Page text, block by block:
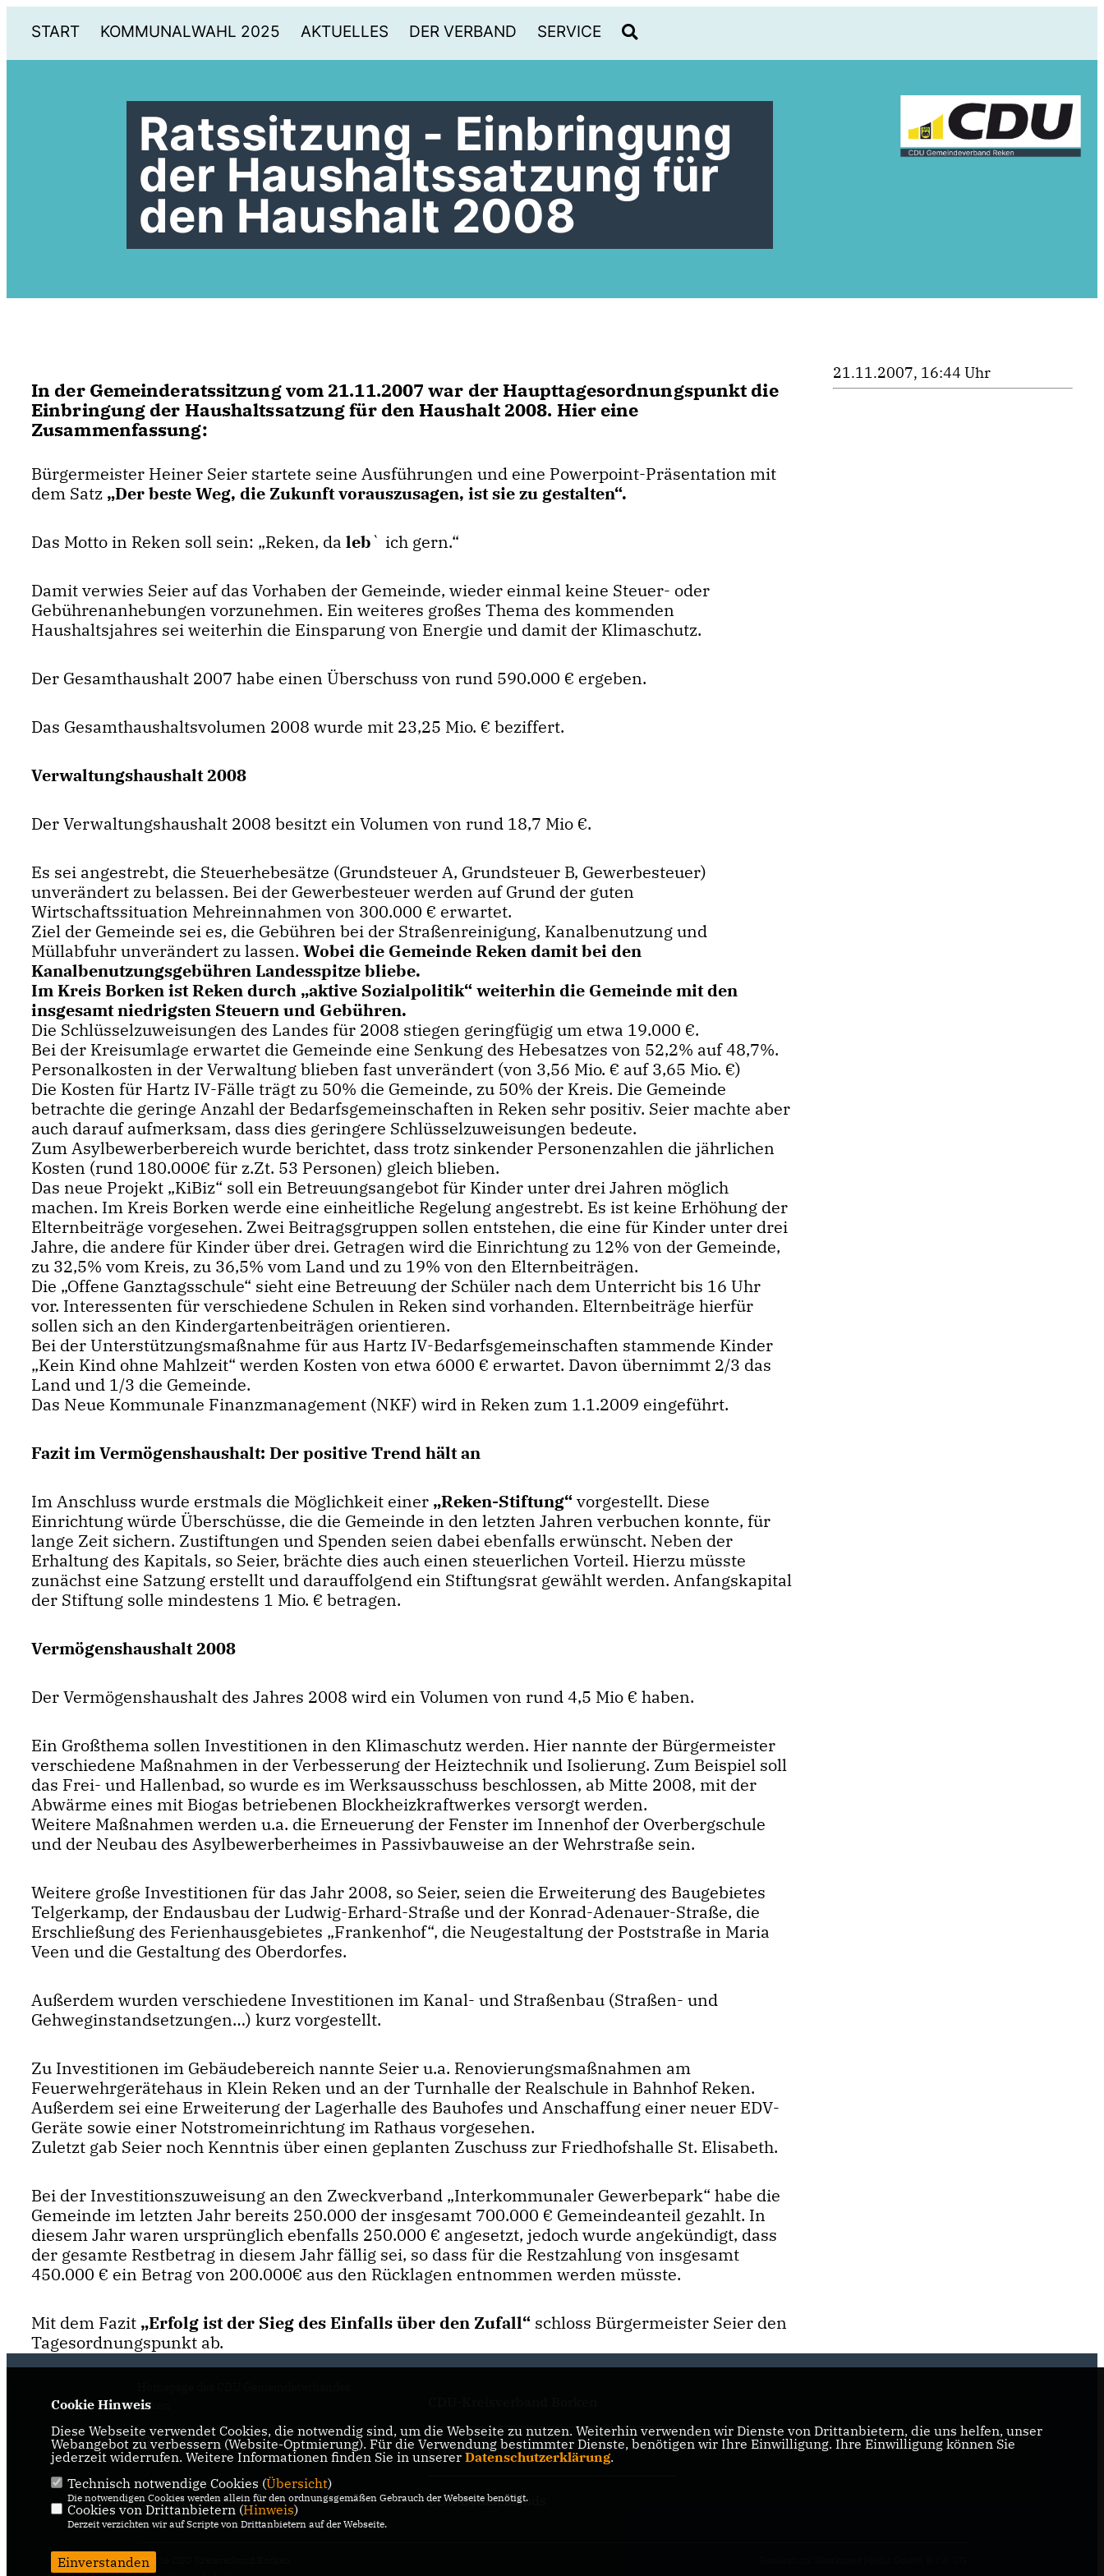
START KOMMUNALWAHL 2025 AKTUELLES DER VERBAND SERVICE
Ratssitzung - Einbringung
der Haushaltssatzung für
den Haushalt 2008
In der Gemeinderatssitzung vom 21.11.2007 war der Haupttagesordnungspunkt die
Einbringung der Haushaltssatzung für den Haushalt 2008. Hier eine
Zusammenfassung:
Bürgermeister Heiner Seier startete seine Ausführungen und eine Powerpoint-Präsentation mit
dem Satz Der beste Weg, die Zukunft vorauszusagen, ist sie zu gestalten“.
Das Motto in Reken soll sein: „Reken, da leb` ich gern.“
Damit verwies Seier auf das Vorhaben der Gemeinde, wieder einmal keine Steuer- oder
Gebührenanhebungen vorzunehmen. Ein weiteres großes Thema des kommenden
Haushaltsjahres sei weiterhin die Einsparung von Energie und damit der Klimaschutz.
Der Gesamthaushalt 2007 habe einen Überschuss von rund 590.000 € ergeben.
Das Gesamthaushaltsvolumen 2008 wurde mit 23,25 Mio. € beziffert.
Verwaltungshaushalt 2008
Der Verwaltungshaushalt 2008 besitzt ein Volumen von rund 18,7 Mio €.
Es sei angestrebt, die Steuerhebesätze (Grundsteuer A, Grundsteuer B, Gewerbesteuer)
unverändert zu belassen. Bei der Gewerbesteuer werden auf Grund der guten
Wirtschaftssituation Mehreinnahmen von 300.000 € erwartet.
Ziel der Gemeinde sei es, die Gebühren bei der Straßenreinigung, Kanalbenutzung und
Müllabfuhr unverändert zu lassen. Wobei die Gemeinde Reken damit bei den
Kanalbenutzungsgebühren Landesspitze bliebe.
Im Kreis Borken ist Reken durch „aktive Sozialpolitik“ weiterhin die Gemeinde mit den
insgesamt niedrigsten Steuern und Gebühren.
Die Schlüsselzuweisungen des Landes für 2008 stiegen geringfügig um etwa 19.000 €.
Bei der Kreisumlage erwartet die Gemeinde eine Senkung des Hebesatzes von 52,2% auf 48,7%.
Personalkosten in der Verwaltung blieben fast unverändert (von 3,56 Mio. € auf 3,65 Mio. €)
Die Kosten für Hartz IV-Fälle trägt zu 50% die Gemeinde, zu 50% der Kreis. Die Gemeinde
betrachte die geringe Anzahl der Bedarfsgemeinschaften in Reken sehr positiv. Seier machte aber
auch darauf aufmerksam, dass dies geringere Schlüsselzuweisungen bedeute.
Zum Asylbewerberbereich wurde berichtet, dass trotz sinkender Personenzahlen die jährlichen
Kosten (rund 180.000€ für z.Zt. 53 Personen) gleich blieben.
Das neue Projekt „KiBiz“ soll ein Betreuungsangebot für Kinder unter drei Jahren möglich
machen. Im Kreis Borken werde eine einheitliche Regelung angestrebt. Es ist keine Erhöhung der
Elternbeiträge vorgesehen. Zwei Beitragsgruppen sollen entstehen, die eine für Kinder unter drei
Jahre, die andere für Kinder über drei. Getragen wird die Einrichtung zu 12% von der Gemeinde,
zu 32,5% vom Kreis, zu 36,5% vom Land und zu 19% von den Elternbeiträgen.
Die „Offene Ganztagsschule“ sieht eine Betreuung der Schüler nach dem Unterricht bis 16 Uhr
vor. Interessenten für verschiedene Schulen in Reken sind vorhanden. Elternbeiträge hierfür
sollen sich an den Kindergartenbeiträgen orientieren.
Bei der Unterstützungsmaßnahme für aus Hartz IV-Bedarfsgemeinschaften stammende Kinder
Kein Kind ohne Mahlzeit“ werden Kosten von etwa 6000 € erwartet. Davon übernimmt 2/3 das
Land und 1/3 die Gemeinde.
Das Neue Kommunale Finanzmanagement (NKF) wird in Reken zum 1.1.2009 eingeführt.
Fazit im Vermögenshaushalt: Der positive Trend hält an
Im Anschluss wurde erstmals die Möglichkeit einer Reken-Stiftung“vorgestellt. Diese
Einrichtung würde Überschüsse, die die Gemeinde in den letzten Jahren verbuchen konnte, für
lange Zeit sichern. Zustiftungen und Spenden seien dabei ebenfalls erwünscht. Neben der
Erhaltung des Kapitals, so Seier, brächte dies auch einen steuerlichen Vorteil. Hierzu müsste
zunächst eine Satzung erstellt und darauffolgend ein Stiftungsrat gewählt werden. Anfangskapital
der Stiftung solle mindestens 1 Mio. € betragen.
Vermögenshaushalt 2008
Der Vermögenshaushalt des Jahres 2008 wird ein Volumen von rund 4,5 Mio € haben.
Ein Großthema sollen Investitionen in den Klimaschutz werden. Hier nannte der Bürgermeister
verschiedene Maßnahmen in der Verbesserung der Heiztechnik und Isolierung. Zum Beispiel soll
das Frei- und Hallenbad, so wurde es im Werksausschuss beschlossen, ab Mitte 2008, mit der
Abwärme eines mit Biogas betriebenen Blockheizkraftwerkes versorgt werden.
Weitere Maßnahmen werden u.a. die Erneuerung der Fenster im Innenhof der Overbergschule
und der Neubau des Asylbewerberheimes in Passivbauweise an der Wehrstraße sein.
Weitere große Investitionen für das Jahr 2008, so Seier, seien die Erweiterung des Baugebietes
Telgerkamp, der Endausbau der Ludwig-Erhard-Straße und der Konrad-Adenauer-Straße, die
Erschließung des Ferienhausgebietes „Frankenhof“, die Neugestaltung der Poststraße in Maria
Veen und die Gestaltung des Oberdorfes.
Außerdem wurden verschiedene Investitionen im Kanal- und Straßenbau (Straßen- und
Gehweginstandsetzungen…) kurz vorgestellt.
Zu Investitionen im Gebäudebereich nannte Seier u.a. Renovierungsmaßnahmen am
Feuerwehrgerätehaus in Klein Reken und an der Turnhalle der Realschule in Bahnhof Reken.
Außerdem sei eine Erweiterung der Lagerhalle des Bauhofes und Anschaffung einer neuer EDV-
Geräte sowie einer Notstromeinrichtung im Rathaus vorgesehen.
Zuletzt gab Seier noch Kenntnis über einen geplanten Zuschuss zur Friedhofshalle St. Elisabeth.
Bei der Investitionszuweisung an den Zweckverband „Interkommunaler Gewerbepark“ habe die
Gemeinde im letzten Jahr bereits 250.000 der insgesamt 700.000 € Gemeindeanteil gezahlt. In
diesem Jahr waren ursprünglich ebenfalls 250.000 € angesetzt, jedoch wurde angekündigt, dass
der gesamte Restbetrag in diesem Jahr fällig sei, so dass für die Restzahlung von insgesamt
450.000 € ein Betrag von 200.000€ aus den Rücklagen entnommen werden müsste.
Mit dem Fazit Erfolg ist der Sieg des Einfalls über den Zufall“ schloss Bürgermeister Seier den
Tagesordnungspunkt ab.
21.11.2007, 16:44 Uhr
Reken
IMPRESSUM
DATENSCHUTZ
KONTAKT
CDU NRW
CDU Deutschlands
@2026 CDU Kreisverband Borken
Cookie Hinweis
Diese Webseite verwendet Cookies, die notwendig sind, um die Webseite zu nutzen. Weiterhin verwenden wir Dienste von Drittanbietern, die uns helfen, unser
Webangebot zu verbessern (Website-Optmierung). Für die Verwendung bestimmter Dienste, benötigen wir Ihre Einwilligung. Ihre Einwilligung können Sie
jederzeit widerrufen. Weitere Informationen finden Sie in unserer Datenschutzerklärung.
Technisch notwendige Cookies (Übersicht)
Die notwendigen Cookies werden allein für den ordnungsgemäßen Gebrauch der Webseite benötigt.
Cookies von Drittanbietern (Hinweis)
Derzeit verzichten wir auf Scripte von Drittanbietern auf der Webseite.
Einverstanden